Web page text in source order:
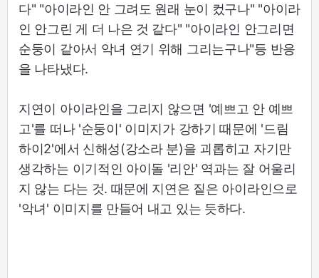
다" "아이라인 안 그려도 원래 눈이 컸구나" "아이라
인 안그린 게 더 나은 것 같다" "아이라인 안그리면
순둥이 같아서 악녀 연기 위해 그리는구나"등 반응
을 나타냈다.
지연이 아이라인을 그리지 않으면 '예쁘고 안 예쁘
고'를 떠나 '순둥이' 이미지가 강하기 때문에 '드림
하이2'에서 신해성(강소라 분)을 괴롭히고 자기만
생각하는 이기적인 아이돌 '리안' 역과는 잘 어울리
지 않는 다는 것. 때문에 지연은 짙은 아이라인으로
'악녀' 이미지를 만들어 내고 있는 듯하다.